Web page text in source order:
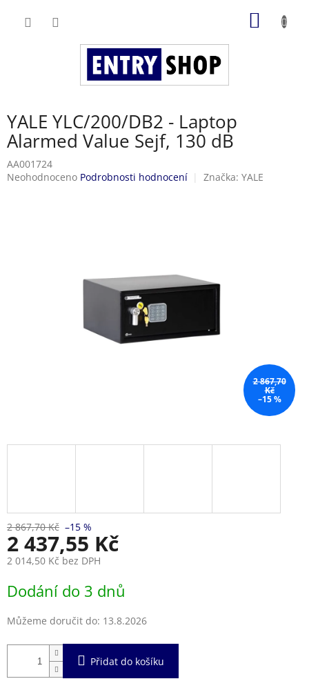
YALE YLC/200/DB2 - Laptop
Alarmed Value Sejf, 130 dB
AA001724
Průměrné
Neohodnoceno Podrobnosti hodnocení Značka: YALE
2 867,70
Kč
–15 %
2 867,70 Kč –15 %
2 437,55 Kč
2 014,50 Kč bez DPH
cena:
Dodání do 3 dnů
Můžeme doručit do: 13.8.2026
Přidat do košíku